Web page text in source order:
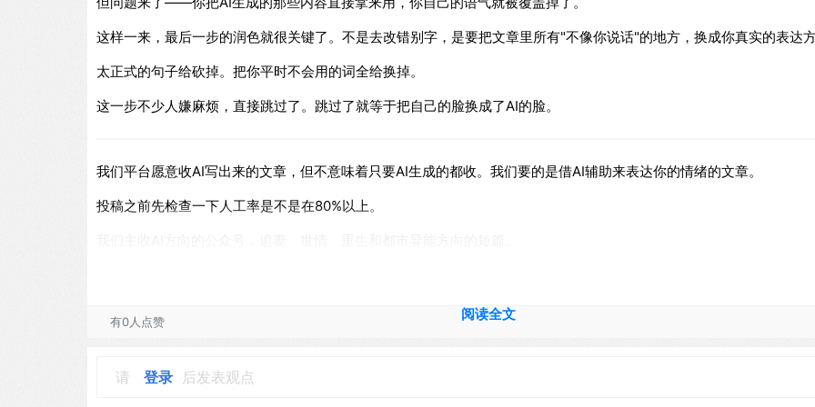
这样一来，最后一步的润色就很关键了。不是去改错别字，是要把文章里所有"不像你说话"的地方，换成你真实的表达
太正式的句子给砍掉。把你平时不会用的词全给换掉。
这一步不少人嫌麻烦，直接跳过了。跳过了就等于把自己的脸换成了AI的脸。
我们平台愿意收AI写出来的文章，但不意味着只要AI生成的都收。我们要的是借AI辅助来表达你的情绪的文章。
投稿之前先检查一下人工率是不是在80%以上。
阅读全文
有0人点赞
请 登录 后发表观点